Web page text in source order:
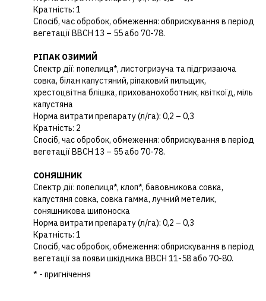
Кратність: 1
Спосіб, час обробок, обмеження: обприскування в період
вегетації BBCH 13 – 55 або 70-78.
РІПАК ОЗИМИЙ
Спектр дії: попелиця*, листогризуча та підгризаюча
совка, білан капустяний, ріпаковий пильщик,
хрестоцвітна блішка, прихованохоботник, квіткоїд, міль
капустяна
Норма витрати препарату (л/га): 0,2 – 0,3
Кратність: 2
Спосіб, час обробок, обмеження: обприскування в період
вегетації BBCH 13 – 55 або 70-78.
СОНЯШНИК
Спектр дії: попелиця*, клоп*, бавовникова совка,
капустяня совка, совка гамма, лучний метелик,
соняшникова шипоноска
Норма витрати препарату (л/га): 0,2 – 0,3
Кратність: 1
Спосіб, час обробок, обмеження: обприскування в період
вегетації за появи шкідника BBCH 11-58 або 70-80.
* - пригнічення